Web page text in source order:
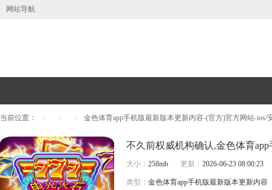
网站导航
当前位置： > > > 金色体育app手机版最新版本更新内容-(官方)官方网站-ios/
大小：258mb 更新：2026-06-23 08:00:23
类型：金色体育app手机版最新版本更新内容